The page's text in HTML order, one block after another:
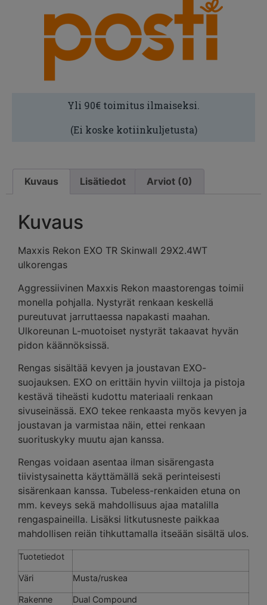
Yli 90€ toimitus ilmaiseksi.
(Ei koske kotiinkuljetusta)
Kuvaus Lisätiedot Arviot (0)
Kuvaus
Maxxis Rekon EXO TR Skinwall 29X2.4WT
ulkorengas
Aggressiivinen Maxxis Rekon maastorengas toimii
monella pohjalla. Nystyrät renkaan keskellä
pureutuvat jarruttaessa napakasti maahan.
Ulkoreunan L-muotoiset nystyrät takaavat hyvän
pidon käännöksissä.
Rengas sisältää kevyen ja joustavan EXO-
suojauksen. EXO on erittäin hyvin viiltoja ja pistoja
kestävä tiheästi kudottu materiaali renkaan
sivuseinässä. EXO tekee renkaasta myös kevyen ja
joustavan ja varmistaa näin, ettei renkaan
suorituskyky muutu ajan kanssa.
Rengas voidaan asentaa ilman sisärengasta
tiivistysainetta käyttämällä sekä perinteisesti
sisärenkaan kanssa. Tubeless-renkaiden etuna on
mm. keveys sekä mahdollisuus ajaa matalilla
rengaspaineilla. Lisäksi litkutusneste paikkaa
mahdollisen reiän tihkuttamalla itseään sisältä ulos.
Tuotetiedot
Väri Musta/ruskea
Rakenne Dual Compound